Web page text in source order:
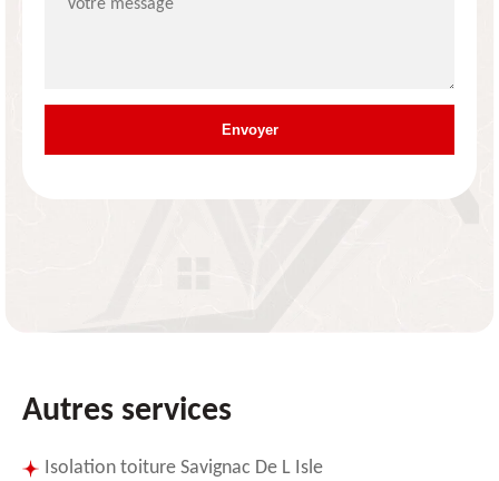
Autres services
Isolation toiture Savignac De L Isle